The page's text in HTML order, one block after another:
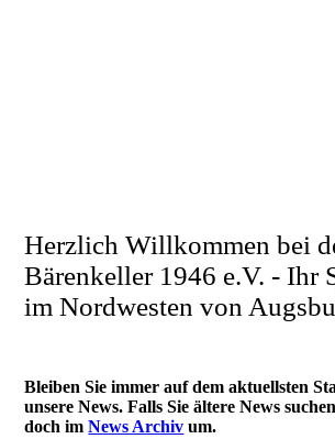
Herzlich Willkommen bei
Bärenkeller 1946 e.V. - Ihr
im Nordwesten von
Bleiben Sie immer auf dem aktuellsten
unsere News. Falls Sie ältere News
doch imNews Archiv um.